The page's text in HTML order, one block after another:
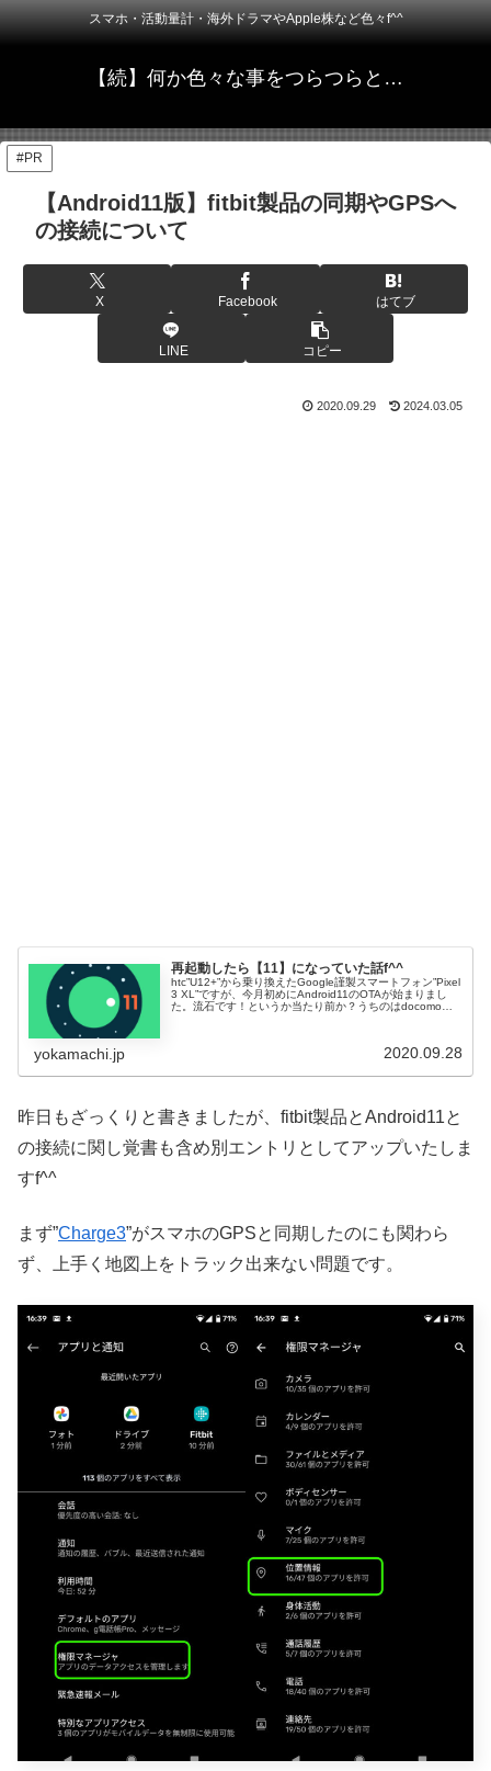
スマホ・活動量計・海外ドラマやApple株など色々f^^
【続】何か色々な事をつらつらと…
#PR
【Android11版】fitbit製品の同期やGPSへ
の接続について
X Facebook はてブ
LINE コピー
2020.09.29 2024.03.05
再起動したら【11】になっていた話f^^
htc”U12+”から乗り換えたGoogle謹製スマートフォン”Pixel
3 XL”ですが、今月初めにAndroid11のOTAが始まりまし
た。流石です！というか当たり前か？うちのはdocomo版
yokamachi.jp 2020.09.28
昨日もざっくりと書きましたが、fitbit製品とAndroid11と
の接続に関し覚書も含め別エントリとしてアップいたしま
すf^^
まず”Charge3”がスマホのGPSと同期したのにも関わら
ず、上手く地図上をトラック出来ない問題です。